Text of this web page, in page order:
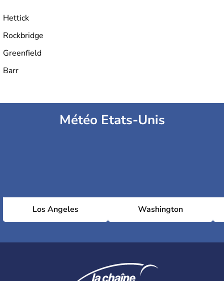
Hettick
Rockbridge
Greenfield
Barr
Météo Etats-Unis
Los Angeles Washington